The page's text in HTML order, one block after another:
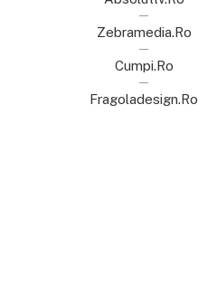
Zebramedia.ro
Cumpi.ro
Fragoladesign.ro